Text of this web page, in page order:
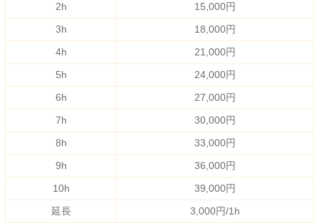
2h
15,000円
3h
18,000円
4h
21,000円
5h
24,000円
6h
27,000円
7h
30,000円
8h
33,000円
9h
36,000円
10h
39,000円
延長
3,000円/1h